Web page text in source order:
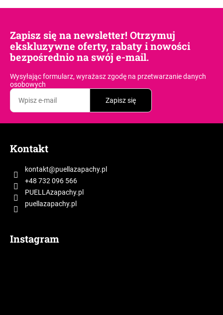
Zapisz się na newsletter! Otrzymuj
ekskluzywne oferty, rabaty i nowości
bezpośrednio na swój e-mail.
Wysyłając formularz, wyrażasz zgodę na przetwarzanie danych
osobowych
Zapisz się
Kontakt
kontakt@puellazapachy.pl
+48 732 096 566
PUELLAzapachy.pl
puellazapachy.pl
Instagram